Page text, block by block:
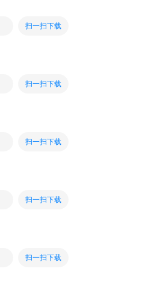
扫一扫下载
扫一扫下载
扫一扫下载
扫一扫下载
扫一扫下载